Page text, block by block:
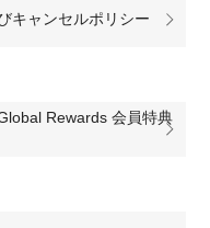
キャンセルポリシー
Rewards 会員特典